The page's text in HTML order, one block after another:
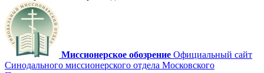
Миссионерское обозрение Официальный сайт
Синодального миссионерского отдела Московского